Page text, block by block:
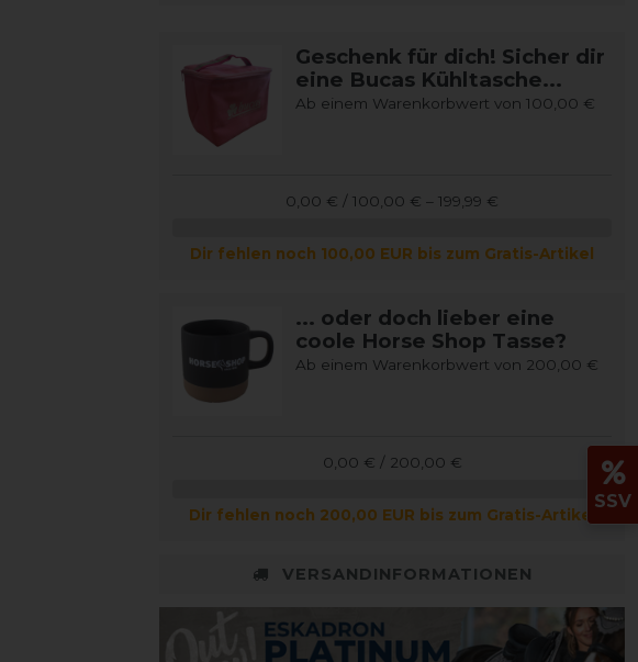
Geschenk für dich! Sicher dir
eine Bucas Kühltasche...
Ab einem Warenkorbwert von 100,00 €
0,00 € / 100,00 € – 199,99 €
Dir fehlen noch 100,00 EUR bis zum Gratis-Artikel
... oder doch lieber eine
coole Horse Shop Tasse?
Ab einem Warenkorbwert von 200,00 €
0,00 € / 200,00 €
Dir fehlen noch 200,00 EUR bis zum Gratis-Artikel
VERSANDINFORMATIONEN
SSV